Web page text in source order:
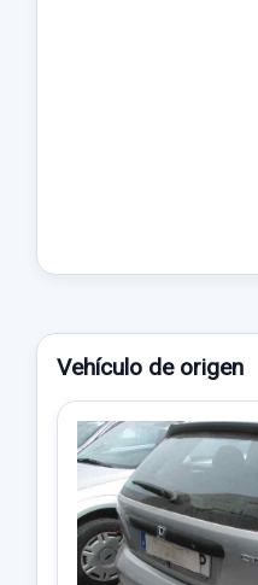
Vehículo de origen